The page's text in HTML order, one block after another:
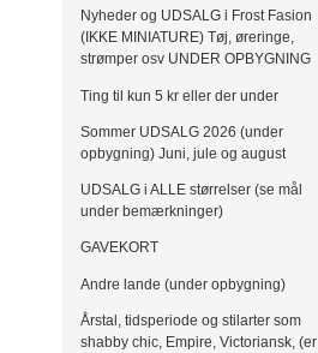
Nyheder og UDSALG i Frost Fasion
(IKKE MINIATURE) Tøj, øreringe,
strømper osv UNDER OPBYGNING
Ting til kun 5 kr eller der under
Sommer UDSALG 2026 (under
opbygning) Juni, jule og august
UDSALG i ALLE størrelser (se mål
under bemærkninger)
GAVEKORT
Andre lande (under opbygning)
Årstal, tidsperiode og stilarter som
shabby chic, Empire, Victoriansk, (er